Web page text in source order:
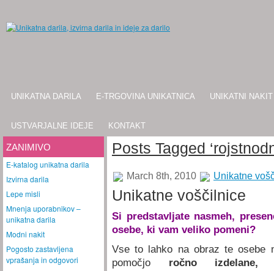
UNIKATNA DARILA E-TRGOVINA UNIKATNICA UNIKATNI NAKIT
USTVARJALNE IDEJE KONTAKT
ZANIMIVO
E-katalog unikatna darila
Izvirna darila
Lepe misli
Mnenja uporabnikov –
unikatna darila
Modni nakit
Pogosto zastavljena
vprašanja in odgovori
Posts Tagged
March 8th, 2010 Unikatne
Unikatne voščilnice
Si predstavljate nasmeh,
osebe, ki vam veliko pomeni?
Vse to lahko na obraz te osebe
pomočjo ročno izdelane,